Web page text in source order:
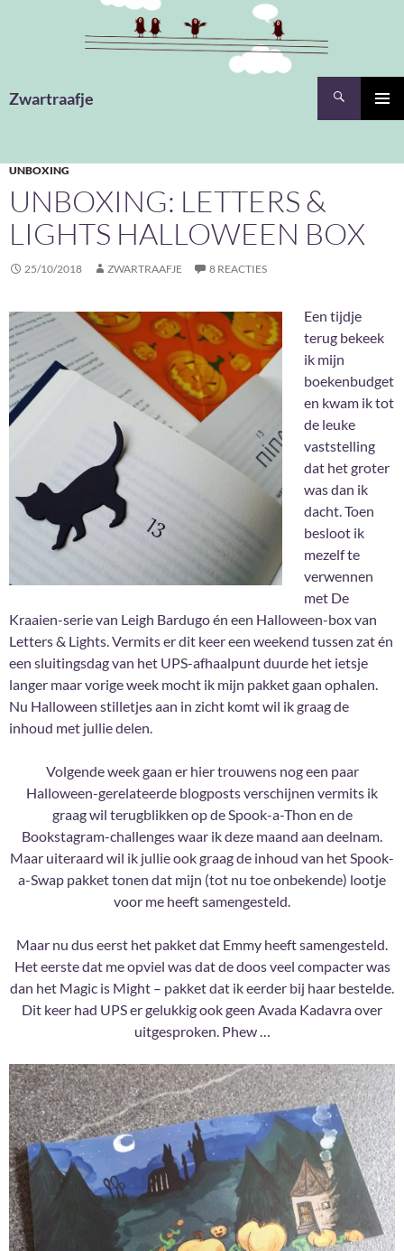
Zwartraafje
UNBOXING
UNBOXING: LETTERS &
LIGHTS HALLOWEEN BOX
25/10/2018 ZWARTRAAFJE 8 REACTIES
Een tijdje
terug bekeek
ik mijn
boekenbudget
en kwam ik tot
de leuke
vaststelling
dat het groter
was dan ik
dacht. Toen
besloot ik
mezelf te
verwennen
met De
Kraaien-serie van Leigh Bardugo én een Halloween-box van
Letters & Lights. Vermits er dit keer een weekend tussen zat én
een sluitingsdag van het UPS-afhaalpunt duurde het ietsje
langer maar vorige week mocht ik mijn pakket gaan ophalen.
Nu Halloween stilletjes aan in zicht komt wil ik graag de
inhoud met jullie delen.
Volgende week gaan er hier trouwens nog een paar
Halloween-gerelateerde blogposts verschijnen vermits ik
graag wil terugblikken op de Spook-a-Thon en de
Bookstagram-challenges waar ik deze maand aan deelnam.
Maar uiteraard wil ik jullie ook graag de inhoud van het Spook-
a-Swap pakket tonen dat mijn (tot nu toe onbekende) lootje
voor me heeft samengesteld.
Maar nu dus eerst het pakket dat Emmy heeft samengesteld.
Het eerste dat me opviel was dat de doos veel compacter was
dan het Magic is Might – pakket dat ik eerder bij haar bestelde.
Dit keer had UPS er gelukkig ook geen Avada Kadavra over
uitgesproken. Phew …